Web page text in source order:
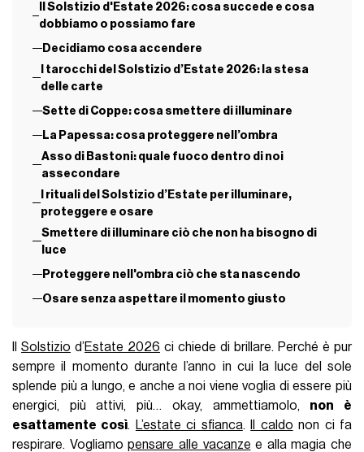
Il Solstizio d'Estate 2026: cosa succede e cosa
dobbiamo o possiamo fare
Decidiamo cosa accendere
I tarocchi del Solstizio d’Estate 2026: la stesa
delle carte
Sette di Coppe: cosa smettere di illuminare
La Papessa: cosa proteggere nell’ombra
Asso di Bastoni: quale fuoco dentro di noi
assecondare
I rituali del Solstizio d’Estate per illuminare,
proteggere e osare
Smettere di illuminare ciò che non ha bisogno di
luce
Proteggere nell'ombra ciò che sta nascendo
Osare senza aspettare il momento giusto
IlSolstizio d’Estate 2026 ci chiede di brillare. Perché è pur
sempre il momento durante l’anno in cui la luce del sole
splende più a lungo, e anche a noi viene voglia di essere più
energici, più attivi, più… okay, ammettiamolo, non è
esattamente così. L’estate ci sfianca. Il caldo non ci fa
respirare. Vogliamopensare alle vacanze e alla magia che